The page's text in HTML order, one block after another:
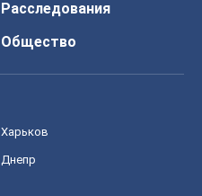
Расследования
Общество
Харьков
Днепр